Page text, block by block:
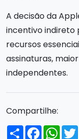
A decisão da
incentivo indireto
recursos
assinaturas,
independentes.
Compartilhe:
Compartilhar